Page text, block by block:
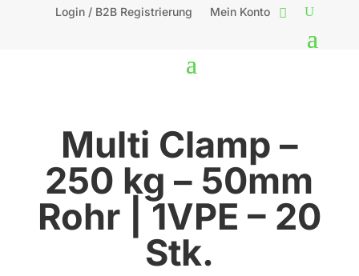
Login / B2B Registrierung Mein Konto
Multi Clamp –
250 kg – 50mm
Rohr | 1VPE – 20
Stk.